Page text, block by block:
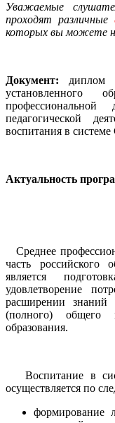
Уважаемые
проходят различные
которых вы можете
Документ: диплом
установленного
педагогической
воспитания в
Актуальность
Среднее
часть российского
является
удовлетворение
расширении знаний
(полного) общего
образования.
Воспитание в
осуществляется по
формирование